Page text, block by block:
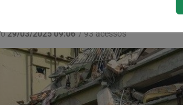
29/03/2025 09:06 / 93 acessos